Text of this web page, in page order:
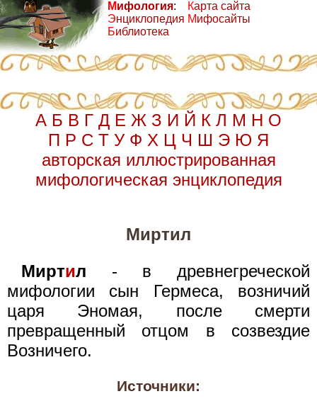
Мифология:
Энциклопедия
Библиотека
Карта сайта
Мифосайты
А Б В Г Д Е Ж З И Й К Л М Н О
П Р С Т У Ф Х Ц Ч Ш Э Ю Я
авторская иллюстрированная
мифологическая энциклопедия
Миртил
Миртил - в древнегреческой
мифологии сын Гермеса, возничий
царя Эномая, после смерти
превращенный отцом в созвездие
Возничего.
Источники: